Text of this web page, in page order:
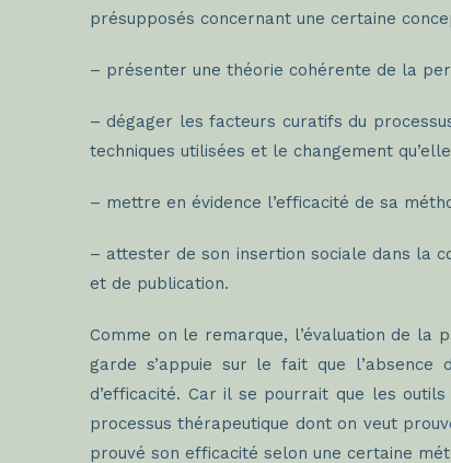
présupposés concernant une certaine
– présenter une théorie cohérente de la
– dégager les facteurs curatifs du
techniques utilisées et le changement
– mettre en évidence l’efficacité de sa
– attester de son insertion sociale dans la
et de publication.
Comme on le remarque, l’évaluation de la
garde s’appuie sur le fait que l’absence
d’efficacité. Car il se pourrait que les
processus thérapeutique dont on veut
prouvé son efficacité selon une certaine